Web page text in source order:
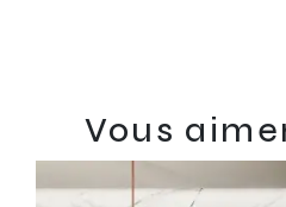
Vous